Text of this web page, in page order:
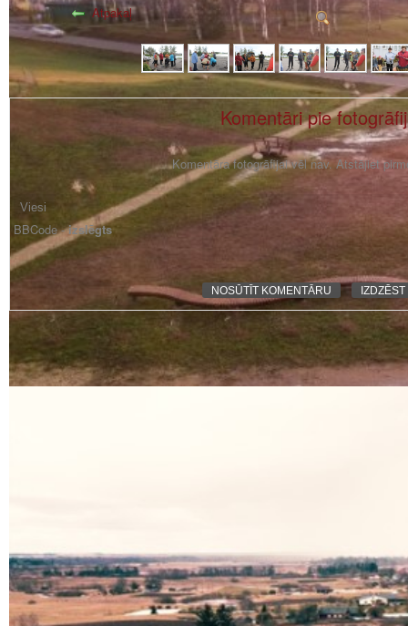
Atpakaļ
Komentāri pie
Komentāra fotogrāfijai vēl nav. Atstājiet
BBCode -izslēgts